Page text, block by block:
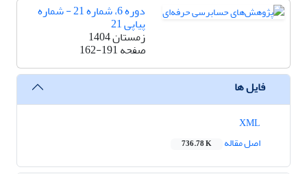
دوره 6، شماره 21 - شماره
پیاپی 21
زمستان 1404
صفحه162-191
فایل ها
اصل مقاله
736.78 K